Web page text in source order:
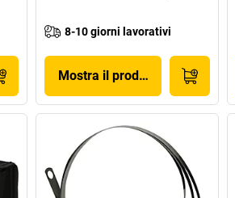
8-10 giorni lavorativi
Mostra il prodotto